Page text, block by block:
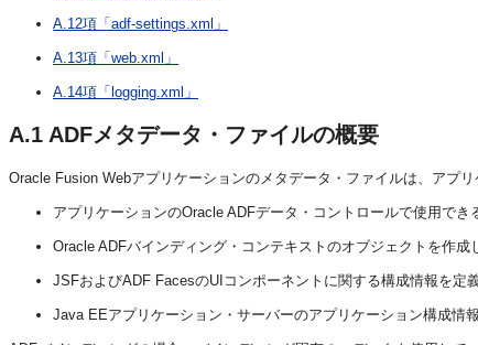
A.12項「adf-settings.xml」
A.13項「web.xml」
A.14項「logging.xml」
A.1 ADFメタデータ・ファイルの概要
Oracle Fusion Webアプリケーションのメタデータ・ファイルは、アプ
アプリケーションのOracle ADFデータ・コントロールで使用でき
Oracle ADFバインディング・コンテキストのオブジェクトを作成
JSFおよびADF FacesのUIコンポーネントに関する構成情報を定義
Java EEアプリケーション・サーバーのアプリケーション構成情報